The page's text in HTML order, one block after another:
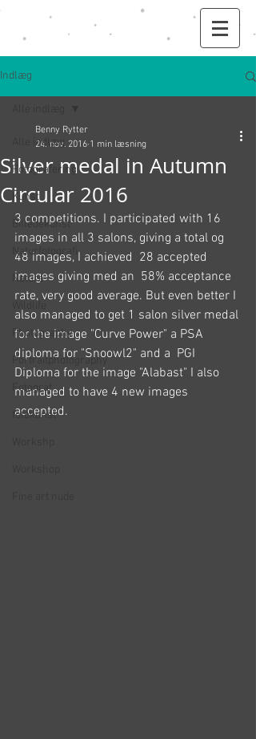
Indlæg
Alle indlæg
Fotografering
Kunst
Billedekunst
Naturfotografi
Nature
Photography
Portraitphotography
Fotograf
fotokunst
Silver medal in Autumn
Circular 2016
Benny Rytter
24. nov. 2016 1 min læsning
3 competitions. I participated with 16
images in all 3 salons, giving a total og
48 images, I achieved  28 accepted
images giving med an  58% acceptance
rate, very good average. But even better I
also managed to get 1 salon silver medal
for the image "Curve Power" a PSA
diploma for "Snoowl2" and a  PGI
Diploma for the image "Alabast" I also
managed to have 4 new images
accepted.